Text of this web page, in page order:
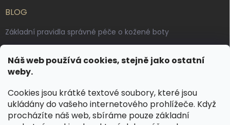
Náš web používá cookies, stejně jako ostatní
weby.
Cookies jsou krátké textové soubory, které jsou
ukládány do vašeho internetového prohlížeče. Když
procházíte náš web, sbíráme pouze základní
BLOG
Základní pravidla správné péče o kožené boty
Výroba českých kožených opasků: vůně pravé kůže, dotek
řemesla
KONTAKT